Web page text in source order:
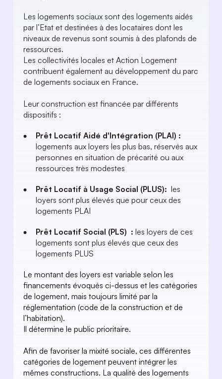
Les logements sociaux sont des logements aidés
par l’Etat et destinées à des locataires dont les
niveaux de revenus sont soumis à des plafonds de
ressources.
Les collectivités locales et Action Logement
contribuent également au développement du parc
de logements sociaux en France.
Leur construction est financée par différents
dispositifs :
logements aux loyers les plus bas, réservés aux
personnes en situation de précarité ou aux
ressources très modestes
Prêt Locatif à Usage Social (PLUS): les
loyers sont plus élevés que pour ceux des
logements PLAI
Prêt Locatif Social (PLS)  : les loyers de ces
logements sont plus élevés que ceux des
logements PLUS
Le montant des loyers est variable selon les
financements évoqués ci-dessus et les catégories
de logement, mais toujours limité par la
réglementation (code de la construction et de
l’habitation).
Il détermine le public prioritaire.
Afin de favoriser la mixité sociale, ces différentes
catégories de logement peuvent intégrer les
mêmes constructions. La qualité des logements